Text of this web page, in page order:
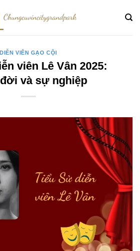
DIỄN VIÊN GẠO CỘI
viên Lê Vân 2025:
và sự nghiệp